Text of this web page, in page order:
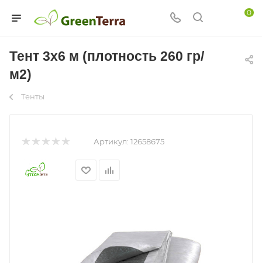
0
Тент 3х6 м (плотность 260 гр/
м2)
Тенты
Артикул: 12658675